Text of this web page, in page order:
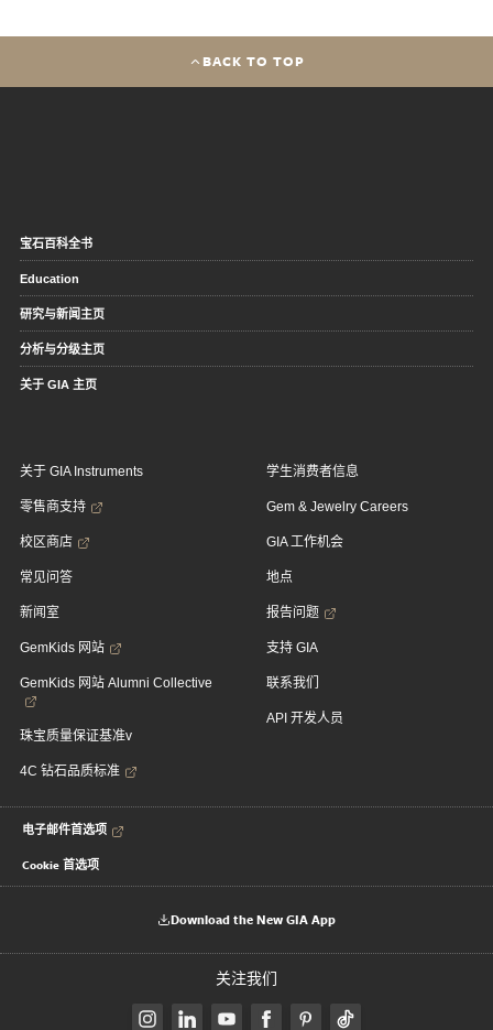
BACK TO TOP
宝石百科全书
Education
研究与新闻主页
分析与分级主页
关于 GIA 主页
关于 GIA Instruments
零售商支持
校区商店
常见问答
新闻室
GemKids 网站
GemKids 网站 Alumni Collective
珠宝质量保证基准v
4C 钻石品质标准
学生消费者信息
Gem & Jewelry Careers
GIA 工作机会
地点
报告问题
支持 GIA
联系我们
API 开发人员
电子邮件首选项
Cookie 首选项
Download the New GIA App
关注我们